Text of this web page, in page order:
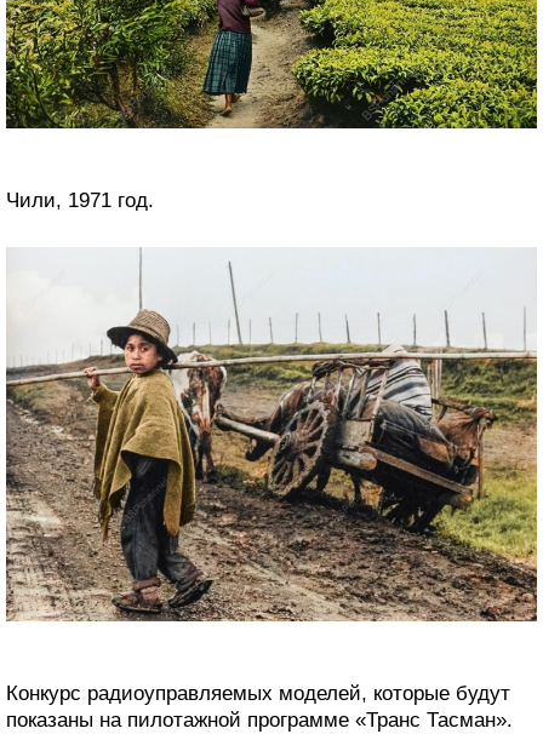
Чили, 1971 год.
Конкурс радиоуправляемых моделей, которые будут
показаны на пилотажной программе «Транс Тасман».